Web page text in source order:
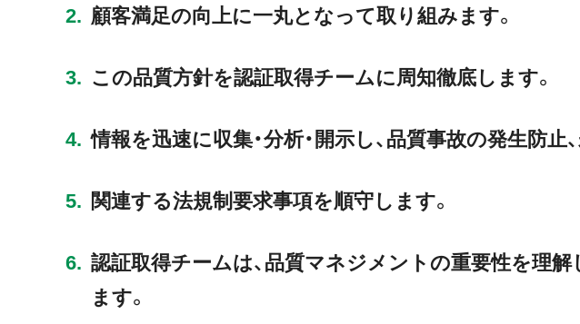
顧客満足の向上に一丸となって取り組みます。
この品質方針を認証取得チームに周知徹底します。
情報を迅速に収集・分析・開示し、品質事故の発生防止
関連する法規制要求事項を順守します。
認証取得チームは、品質マネジメントの重要性を理
ます。